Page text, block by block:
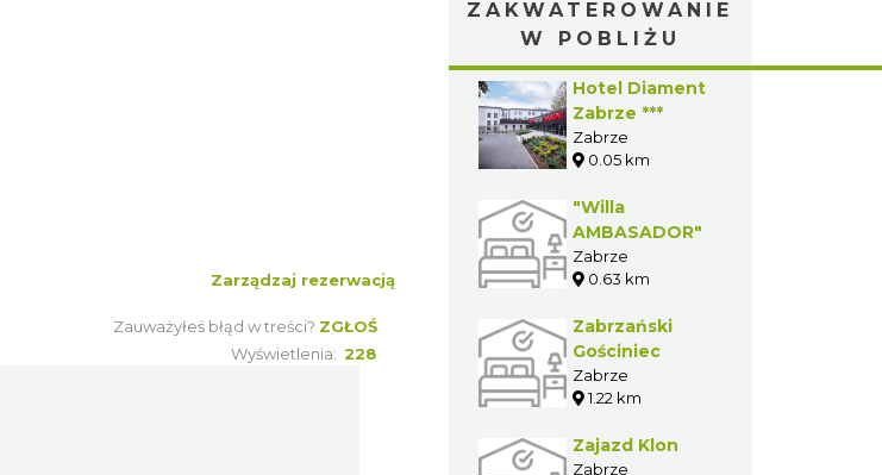
Zarządzaj rezerwacją
Zauważyłeś błąd w treści? ZGŁOŚ
Wyświetlenia: 228
ZAKWATEROWANIE
W POBLIŻU
Hotel Diament
Zabrze ***
Zabrze
0.05 km
"Willa
AMBASADOR"
Zabrze
0.63 km
Zabrzański
Gościniec
Zabrze
1.22 km
Zajazd Klon
Zabrze